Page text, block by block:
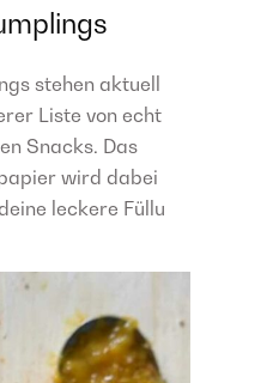
stehen aktuell
Liste von echt
Snacks. Das
wird dabei
leckere Füllu